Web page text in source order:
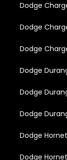
Dodge
Dodge
Dodge
Dodge
Dodge
Dodge
Dodge
Dodge